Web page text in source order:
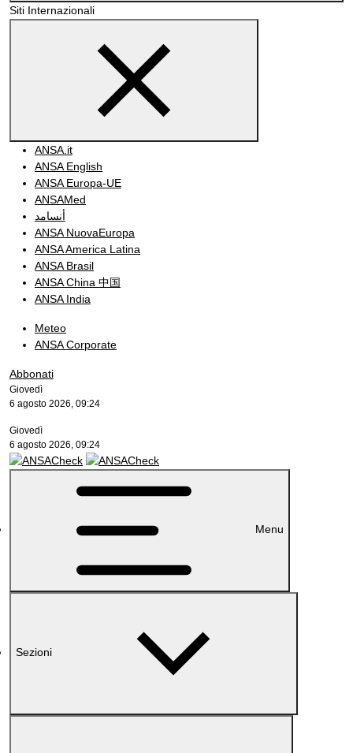
Siti Internazionali
ANSA.it
ANSA English
ANSA Europa-UE
ANSAMed
أنسامد
ANSA NuovaEuropa
ANSA America Latina
ANSA Brasil
ANSA China 中国
ANSA India
Meteo
ANSA Corporate
Abbonati
Giovedì
6 agosto 2026, 09:24
Giovedì
6 agosto 2026, 09:24
Menu
Sezioni